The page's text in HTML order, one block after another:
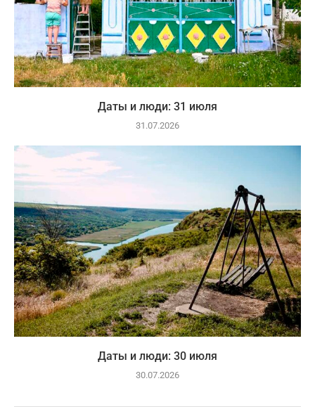
Даты и люди: 31 июля
31.07.2026
Даты и люди: 30 июля
30.07.2026